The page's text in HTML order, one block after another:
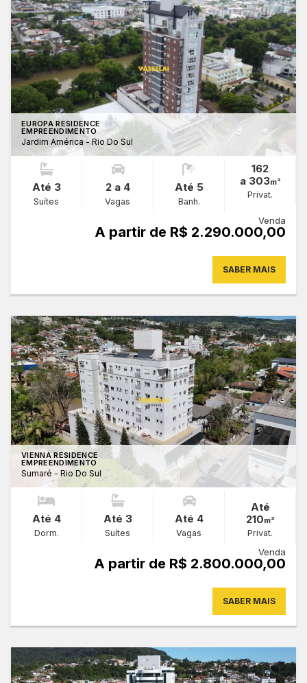
EUROPA RESIDENCE
EMPREENDIMENTO
Jardim América - Rio Do Sul
Até 3
Suítes
2 a 4
Vagas
Até 5
Banh.
162
a 303m²
Privat.
Venda
A partir de R$ 2.290.000,00
SABER MAIS
VIENNA RESIDENCE
EMPREENDIMENTO
Sumaré - Rio Do Sul
Até 4
Dorm.
Até 3
Suítes
Até 4
Vagas
Até
210m²
Privat.
Venda
A partir de R$ 2.800.000,00
SABER MAIS